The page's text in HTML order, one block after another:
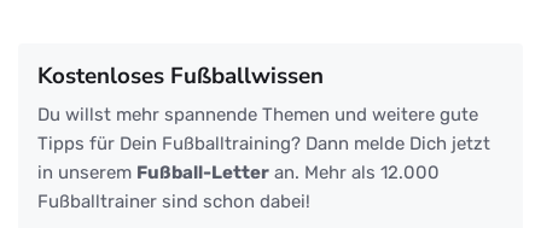
Kostenloses Fußballwissen
Du willst mehr spannende Themen und weitere gute
Tipps für Dein Fußballtraining? Dann melde Dich jetzt
in unserem Fußball-Letter an. Mehr als 12.000
Fußballtrainer sind schon dabei!